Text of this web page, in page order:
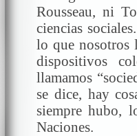
Rousseau, ni
ciencias
lo que nosotros
dispositivos
llamamos
se dice, hay
siempre hubo,
Naciones.